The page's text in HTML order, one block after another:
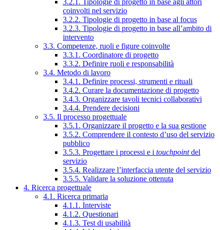
3.2.1. Tipologie di progetto in base agli attori
coinvolti nel servizio
3.2.2. Tipologie di progetto in base al focus
3.2.3. Tipologie di progetto in base all’ambito di
intervento
3.3. Competenze, ruoli e figure coinvolte
3.3.1. Coordinatore di progetto
3.3.2. Definire ruoli e responsabilità
3.4. Metodo di lavoro
3.4.1. Definire processi, strumenti e rituali
3.4.2. Curare la documentazione di progetto
3.4.3. Organizzare tavoli tecnici collaborativi
3.4.4. Prendere decisioni
3.5. Il processo progettuale
3.5.1. Organizzare il progetto e la sua gestione
3.5.2. Comprendere il contesto d’uso del servizio
pubblico
3.5.3. Progettare i processi e i touchpointdel
servizio
3.5.4. Realizzare l’interfaccia utente del servizio
3.5.5. Validare la soluzione ottenuta
4. Ricerca progettuale
4.1. Ricerca primaria
4.1.1. Interviste
4.1.2. Questionari
4.1.3. Test di usabilità